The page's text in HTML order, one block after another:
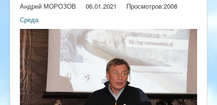
Андрей МОРОЗОВ 06.01.2021 Просмотров:2008
Среда